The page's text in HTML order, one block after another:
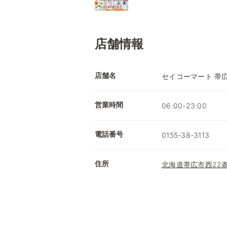
店舗情報
店舗名 セイコーマート 帯
営業時間 06:00-23:00
電話番号 0155-38-3113
住所 北海道帯広市西22